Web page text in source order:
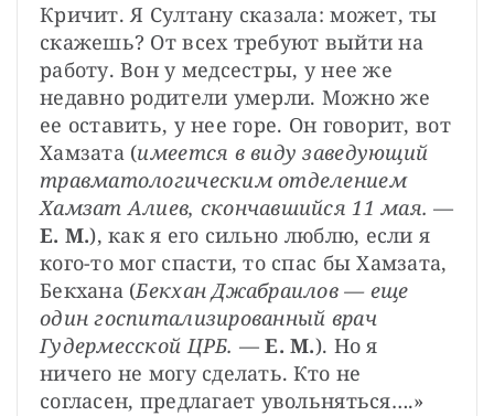
Кричит. Я Султану сказала: может, ты
скажешь? От всех требуют выйти на
работу. Вон у медсестры, у нее же
недавно родители умерли. Можно же
ее оставить, у нее горе. Он говорит, вот
Хамзата (имеется в виду заведующий
травматологическим отделением
Хамзат Алиев, скончавшийся 11 мая.
Е. М.), как я его сильно люблю, если я
кого-то мог спасти, то спас бы Хамзата,
Бекхана (Бекхан Джабраилов — еще
один госпитализированный врач
Гудермесской ЦРБ. — Е. М.). Но я
ничего не могу сделать. Кто не
согласен, предлагает увольняться….»